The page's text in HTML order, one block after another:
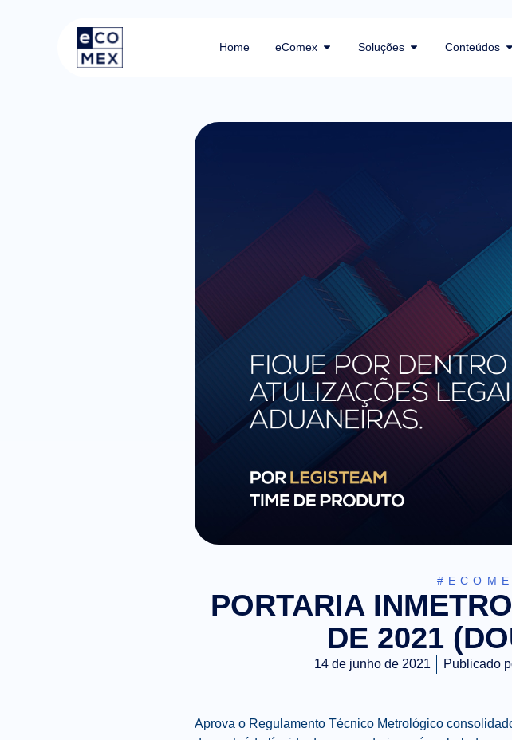
Home eComex Soluções Conteúdos
PORTARIA
DE 2021
14 de junho de 2021 Publicado
Aprova o Regulamento Técnico Metrológico